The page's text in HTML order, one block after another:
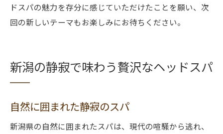
ドスパの魅力を存分に感じていただけたことを願い、次
回の新しいテーマもお楽しみにお待ちください。
新潟の静寂で味わう贅沢なヘッドスパ
自然に囲まれた静寂のスパ
新潟県の自然に囲まれたスパは、現代の喧騒から逃れ、